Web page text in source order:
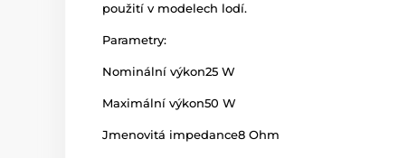
použití v modelech lodí.
Parametry:
Nominální výkon25 W
Maximální výkon50 W
Jmenovitá impedance8 Ohm